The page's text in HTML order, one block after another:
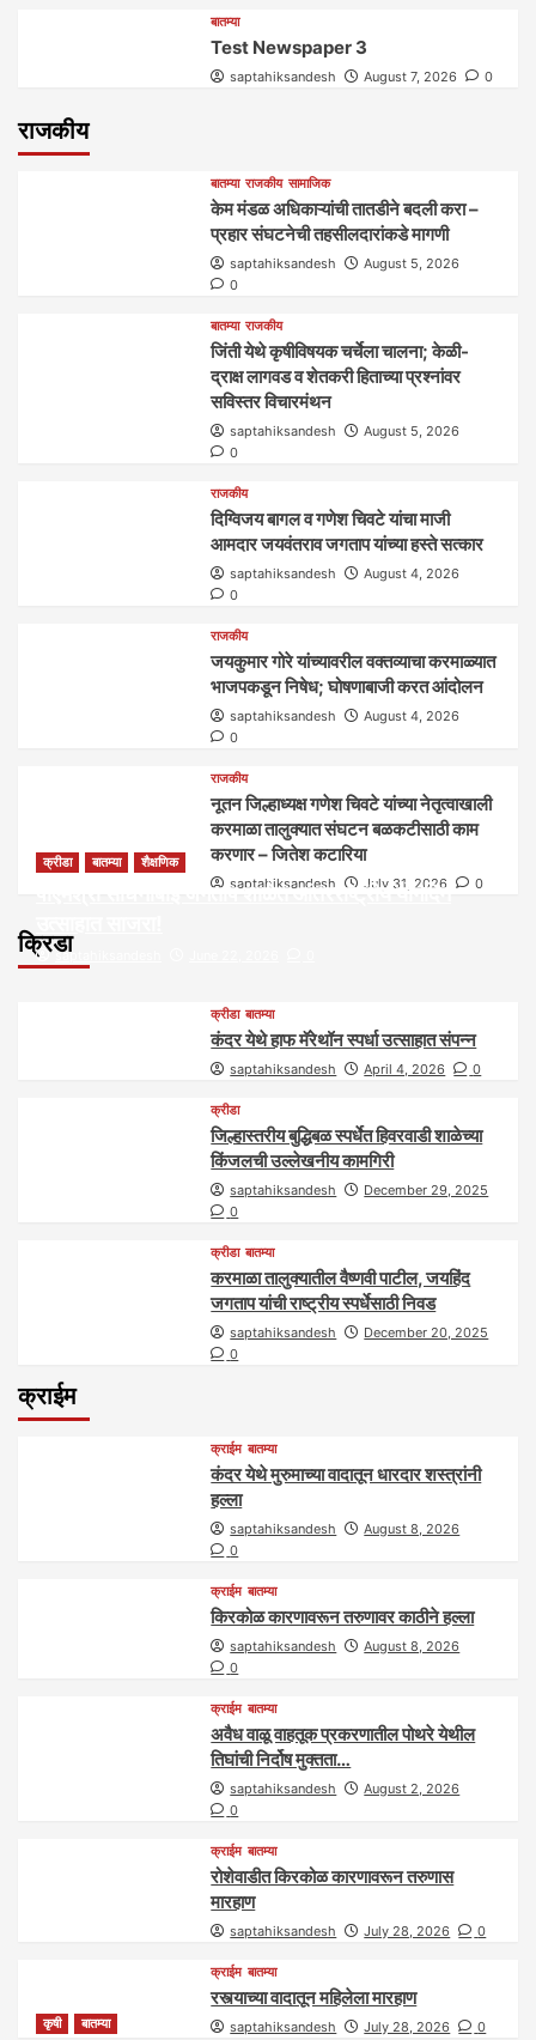
बातम्या
Test Newspaper 3
saptahiksandesh August 7, 2026 0
राजकीय
बातम्या राजकीय सामाजिक
केम मंडळ अधिकाऱ्यांची तातडीने बदली करा –
प्रहार संघटनेची तहसीलदारांकडे मागणी
saptahiksandesh
August 5, 2026
0
बातम्या राजकीय
जिंती येथे कृषीविषयक चर्चेला चालना; केळी-
द्राक्ष लागवड व शेतकरी हिताच्या प्रश्नांवर
सविस्तर विचारमंथन
saptahiksandesh
August 5, 2026
0
राजकीय
दिग्विजय बागल व गणेश चिवटे यांचा माजी
आमदार जयवंतराव जगताप यांच्या हस्ते सत्कार
saptahiksandesh
August 4, 2026
0
राजकीय
जयकुमार गोरे यांच्यावरील वक्तव्याचा करमाळ्यात
भाजपकडून निषेध; घोषणाबाजी करत आंदोलन
saptahiksandesh
August 4, 2026
0
राजकीय
नूतन जिल्हाध्यक्ष गणेश चिवटे यांच्या नेतृत्वाखाली
करमाळा तालुक्यात संघटन बळकटीसाठी काम
करणार – जितेश कटारिया
saptahiksandesh July 31, 2026 0
क्रिडा
क्रीडा बातम्या शैक्षणिक
पीएमश्री साधनाबाई जगताप शाळेत आंतरराष्ट्रीय योगदिन
saptahiksandesh
क्रीडा बातम्या
कंदर येथे हाफ मॅरेथॉन स्पर्धा उत्साहात संपन्न
saptahiksandesh April 4, 2026 0
क्रीडा
जिल्हास्तरीय बुद्धिबळ स्पर्धेत हिवरवाडी शाळेच्या
किंजलची उल्लेखनीय कामगिरी
saptahiksandesh
December 29, 2025
0
क्रीडा बातम्या
करमाळा तालुक्यातील वैष्णवी पाटील, जयहिंद
जगताप यांची राष्ट्रीय स्पर्धेसाठी निवड
saptahiksandesh
December 20, 2025
0
क्राईम
क्राईम बातम्या
कंदर येथे मुरुमाच्या वादातून धारदार शस्त्रांनी
हल्ला
saptahiksandesh
August 8, 2026
0
क्राईम बातम्या
किरकोळ कारणावरून तरुणावर काठीने हल्ला
saptahiksandesh
August 8, 2026
0
क्राईम बातम्या
अवैध वाळू वाहतूक प्रकरणातील पोथरे येथील
तिघांची निर्दोष मुक्तता…
saptahiksandesh
August 2, 2026
0
क्राईम बातम्या
रोशेवाडीत किरकोळ कारणावरून तरुणास
मारहाण
saptahiksandesh July 28, 2026 0
क्राईम बातम्या
रस्त्याच्या वादातून महिलेला मारहाण
saptahiksandesh July 28, 2026 0
कृषी बातम्या